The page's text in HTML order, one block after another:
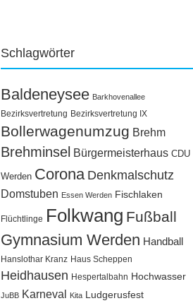
Schlagwörter
Baldeneysee Barkhovenallee
Bezirksvertretung Bezirksvertretung IX
Bollerwagenumzug Brehm
Brehminsel Bürgermeisterhaus CDU
Werden Corona Denkmalschutz
Domstuben Essen Werden Fischlaken
Flüchtlinge Folkwang Fußball
Gymnasium Werden Handball
Hanslothar Kranz Haus Scheppen
Heidhausen Hespertalbahn Hochwasser
JuBB Karneval Kita Ludgerusfest